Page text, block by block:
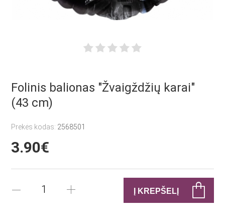
Folinis balionas "Žvaigždžių karai"
(43 cm)
Prekės kodas: 2568501
3.90€